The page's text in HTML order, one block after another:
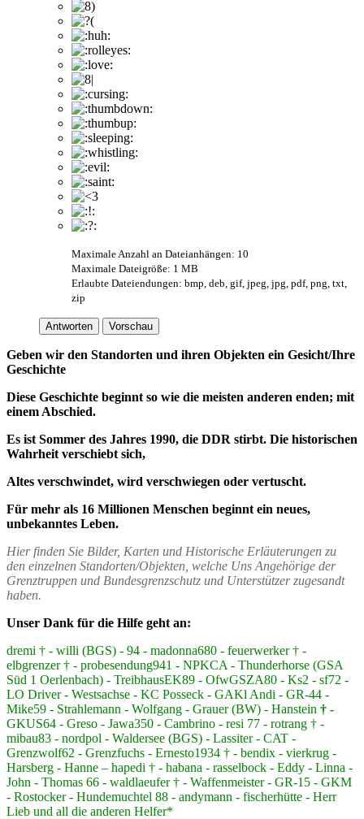
Maximale Anzahl an Dateianhängen: 10
Maximale Dateigröße: 1 MB
Erlaubte Dateiendungen: bmp, deb, gif, jpeg, jpg, pdf, png, txt,
zip
Antworten Vorschau
Geben wir den Standorten und ihren Objekten ein Gesicht/Ihre
Geschichte
Diese Geschichte beginnt so wie die meisten anderen enden; mit
einem Abschied.
Es ist Sommer des Jahres 1990, die DDR stirbt. Die historischen
Wahrheit verschiebt sich,
Altes verschwindet, wird verschwiegen oder vertuscht.
Für mehr als 16 Millionen Menschen beginnt ein neues,
unbekanntes Leben.
Hier finden Sie Bilder, Karten und Historische Erläuterungen zu
den einzelnen Standorten/Objekten, welche Uns Angehörige der
Grenztruppen und Bundesgrenzschutz und Unterstützer zugesandt
haben.
Unser Dank für die Hilfe geht an:
dremi † - willi (BGS) - 94 - madonna680 - feuerwerker † -
elbgrenzer † - probesendung941 - NPKCA - Thunderhorse (GSA
Süd 1 Oerlenbach) - TreibhausEK89 - OfwGSZA80 - Ks2 - sf72 -
LO Driver - Westsachse - KC Posseck - GAKl Andi - GR-44 -
Mike59 - Strahlemann - Wolfgang - Grauer (BW) - Hanstein † -
GKUS64 - Greso - Jawa350 - Cambrino - resi 77 - rotrang † -
mibau83 - nordpol - Waldersee (BGS) - Lassiter - CAT -
Grenzwolf62 - Grenzfuchs - Ernesto1934 † - bendix - vierkrug -
Harsberg - Hanne – hapedi † - habana - rasselbock - Eddy - Linna -
John - Thomas 66 - waldlaeufer † - Waffenmeister - GR-15 - GKM
- Rostocker - Hundemuchtel 88 - andymann - fischerhütte - Herr
Lieb und all die anderen Helfer*